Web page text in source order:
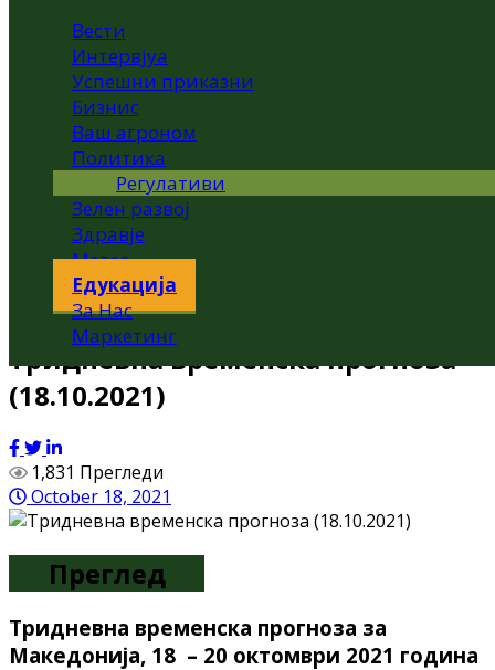
Вести
Интервјуа
Успешни приказни
Бизнис
Ваш агроном
Политика
Регулативи
Зелен развој
Здравје
Метео
Едукација
За Нас
Маркетинг
Тридневна временска прогноза
(18.10.2021)
1,831 Прегледи
October 18, 2021
Преглед
Тридневна временска прогноза за
Македонија, 18 – 20 октомври 2021 година